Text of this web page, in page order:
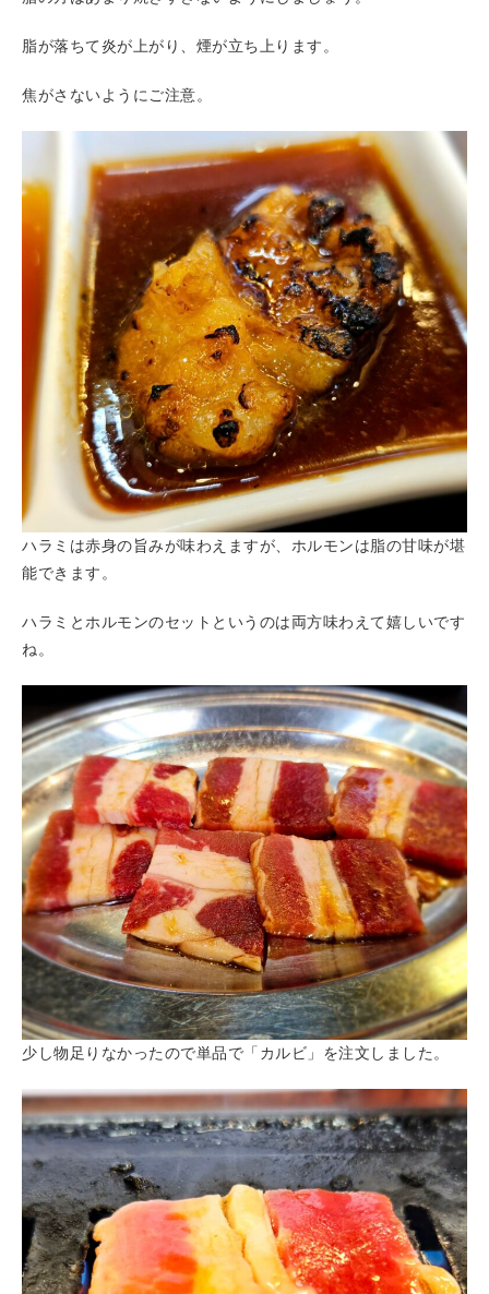
脂が落ちて炎が上がり、煙が立ち上ります。
焦がさないようにご注意。
ハラミは赤身の旨みが味わえますが、ホルモンは脂の甘味が堪
能できます。
ハラミとホルモンのセットというのは両方味わえて嬉しいです
ね。
少し物足りなかったので単品で「カルビ」を注文しました。